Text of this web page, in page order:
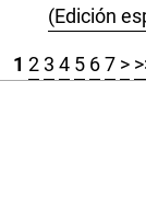
(Edición
1 2 3 4 5 67 >